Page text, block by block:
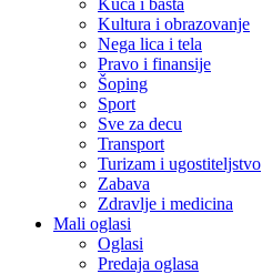
Kuća i bašta
Kultura i obrazovanje
Nega lica i tela
Pravo i finansije
Šoping
Sport
Sve za decu
Transport
Turizam i ugostiteljstvo
Zabava
Zdravlje i medicina
Mali oglasi
Oglasi
Predaja oglasa